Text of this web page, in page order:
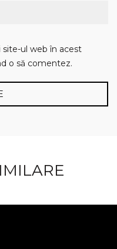
site-ul web în acest
o să comentez.